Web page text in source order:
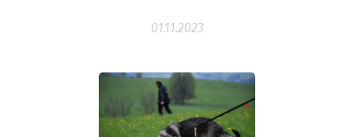
01.11.2023